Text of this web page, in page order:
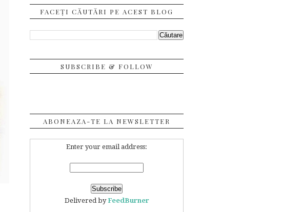
FACEȚI CĂUTĂRI PE ACEST BLOG
SUBSCRIBE & FOLLOW
ABONEAZA-TE LA NEWSLETTER
Enter your email address:
Delivered byFeedBurner